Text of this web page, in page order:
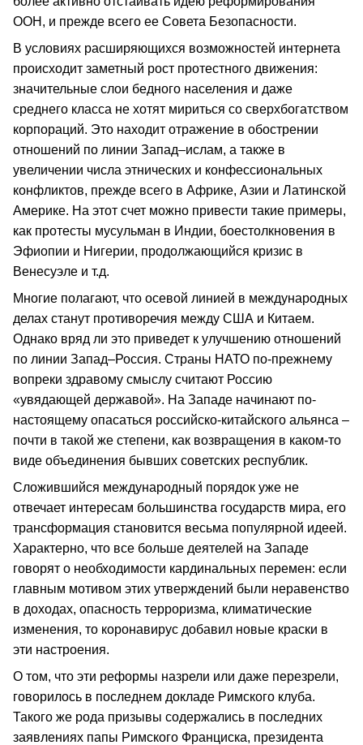
ООН, и прежде всего ее Совета Безопасности.
В условиях расширяющихся возможностей интернета
происходит заметный рост протестного движения:
значительные слои бедного населения и даже
среднего класса не хотят мириться со сверхбогатством
корпораций. Это находит отражение в обострении
отношений по линии Запад–ислам, а также в
увеличении числа этнических и конфессиональных
конфликтов, прежде всего в Африке, Азии и Латинской
Америке. На этот счет можно привести такие примеры,
как протесты мусульман в Индии, боестолкновения в
Эфиопии и Нигерии, продолжающийся кризис в
Венесуэле и т.д.
Многие полагают, что осевой линией в международных
делах станут противоречия между США и Китаем.
Однако вряд ли это приведет к улучшению отношений
по линии Запад–Россия. Страны НАТО по-прежнему
вопреки здравому смыслу считают Россию
«увядающей державой». На Западе начинают по-
настоящему опасаться российско-китайского альянса –
почти в такой же степени, как возвращения в каком-то
виде объединения бывших советских республик.
Сложившийся международный порядок уже не
отвечает интересам большинства государств мира, его
трансформация становится весьма популярной идеей.
Характерно, что все больше деятелей на Западе
говорят о необходимости кардинальных перемен: если
главным мотивом этих утверждений были неравенство
в доходах, опасность терроризма, климатические
изменения, то коронавирус добавил новые краски в
эти настроения.
О том, что эти реформы назрели или даже перезрели,
говорилось в последнем докладе Римского клуба.
Такого же рода призывы содержались в последних
заявлениях папы Римского Франциска, президента